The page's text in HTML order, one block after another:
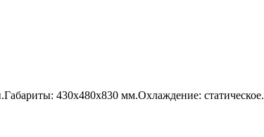
430x480x830 мм.Охлаждение: статическое.